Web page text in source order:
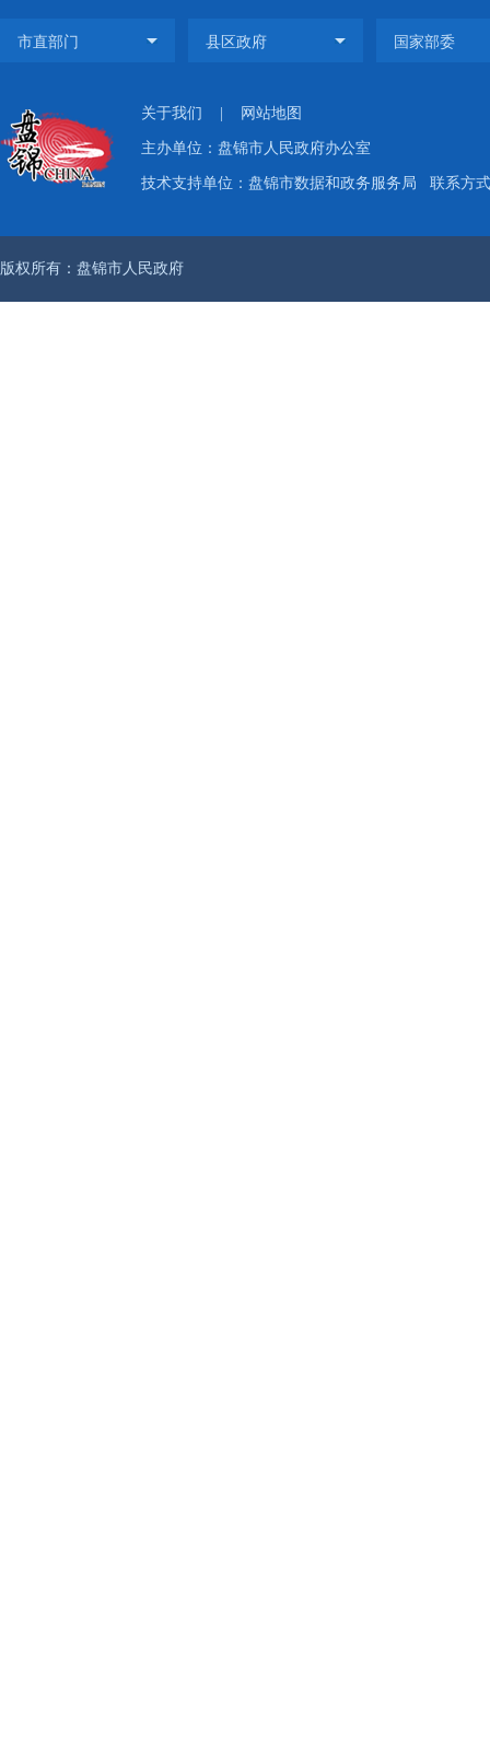
关于我们 网站地图
主办单位：盘锦市人民政府办公室
技术支持单位：盘锦市数据和政务服务局 联系方
版权所有：盘锦市人民政府